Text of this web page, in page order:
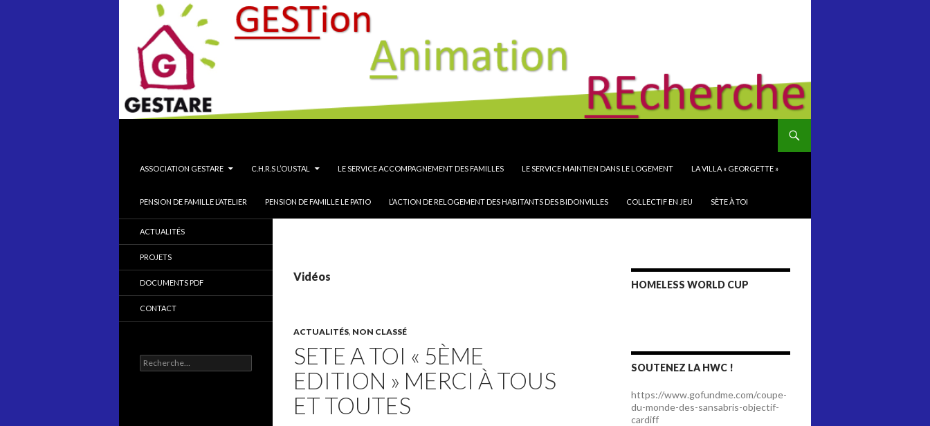
ASSOCIATION GESTARE
C.H.R.S L’OUSTAL LE SERVICE ACCOMPAGNEMENT DES FAMILLES LE SERVICE MAINTIEN DANS LE LOGEMENT LA VILLA « GEORGETTE »
PENSION DE FAMILLE L’ATELIER PENSION DE FAMILLE LE PATIO L’ACTION DE RELOGEMENT DES HABITANTS DES BIDONVILLES COLLECTIF EN JEU SÈTE À TOI
Vidéos
ACTUALITÉS, NON CLASSÉ
SETE A TOI « 5ÈME
EDITION » MERCI À TOUS
ET TOUTES
HOMELESS WORLD CUP
SOUTENEZ LA HWC !
https://www.gofundme.com/coupe-
du-monde-des-sansabris-objectif-
cardiff
ACTUALITÉS
PROJETS
DOCUMENTS PDF
CONTACT
Rechercher :